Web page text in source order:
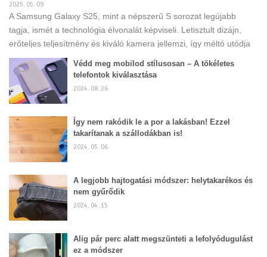
2025. 05. 09
A Samsung Galaxy S25, mint a népszerű S sorozat legújabb
tagja, ismét a technológia élvonalát képviseli. Letisztult dizájn,
erőteljes teljesítmény és kiváló kamera jellemzi, így méltó utódja
elődjeinek, és sokak számára válik a mindennapi élet központi
eszközévé. Egy ilyen értékes készülék beszerzése után
természetes igényként merül fel a védelme. Egy jó minőségű
telefontok beszerzése nem csupán óvintézkedés; elengedhetetlen
kifogástalan állapotának megőrzéséhez. Ez a bejegyzés a
Samsung Galaxy S25 tokok világába kalauzol el, bemutatva, miért
fontos a védelem, milyen típusok és anyagok léteznek,
Védd meg mobilod stílusosan – A tökéletes
telefontok kiválasztása
2024. 08. 26
Így nem rakódik le a por a lakásban! Ezzel
takarítanak a szállodákban is!
2024. 05. 06
A legjobb hajtogatási módszer: helytakarékos és
nem gyűrődik
2024. 04. 15
Alig pár perc alatt megszünteti a lefolyódugulást
ez a módszer